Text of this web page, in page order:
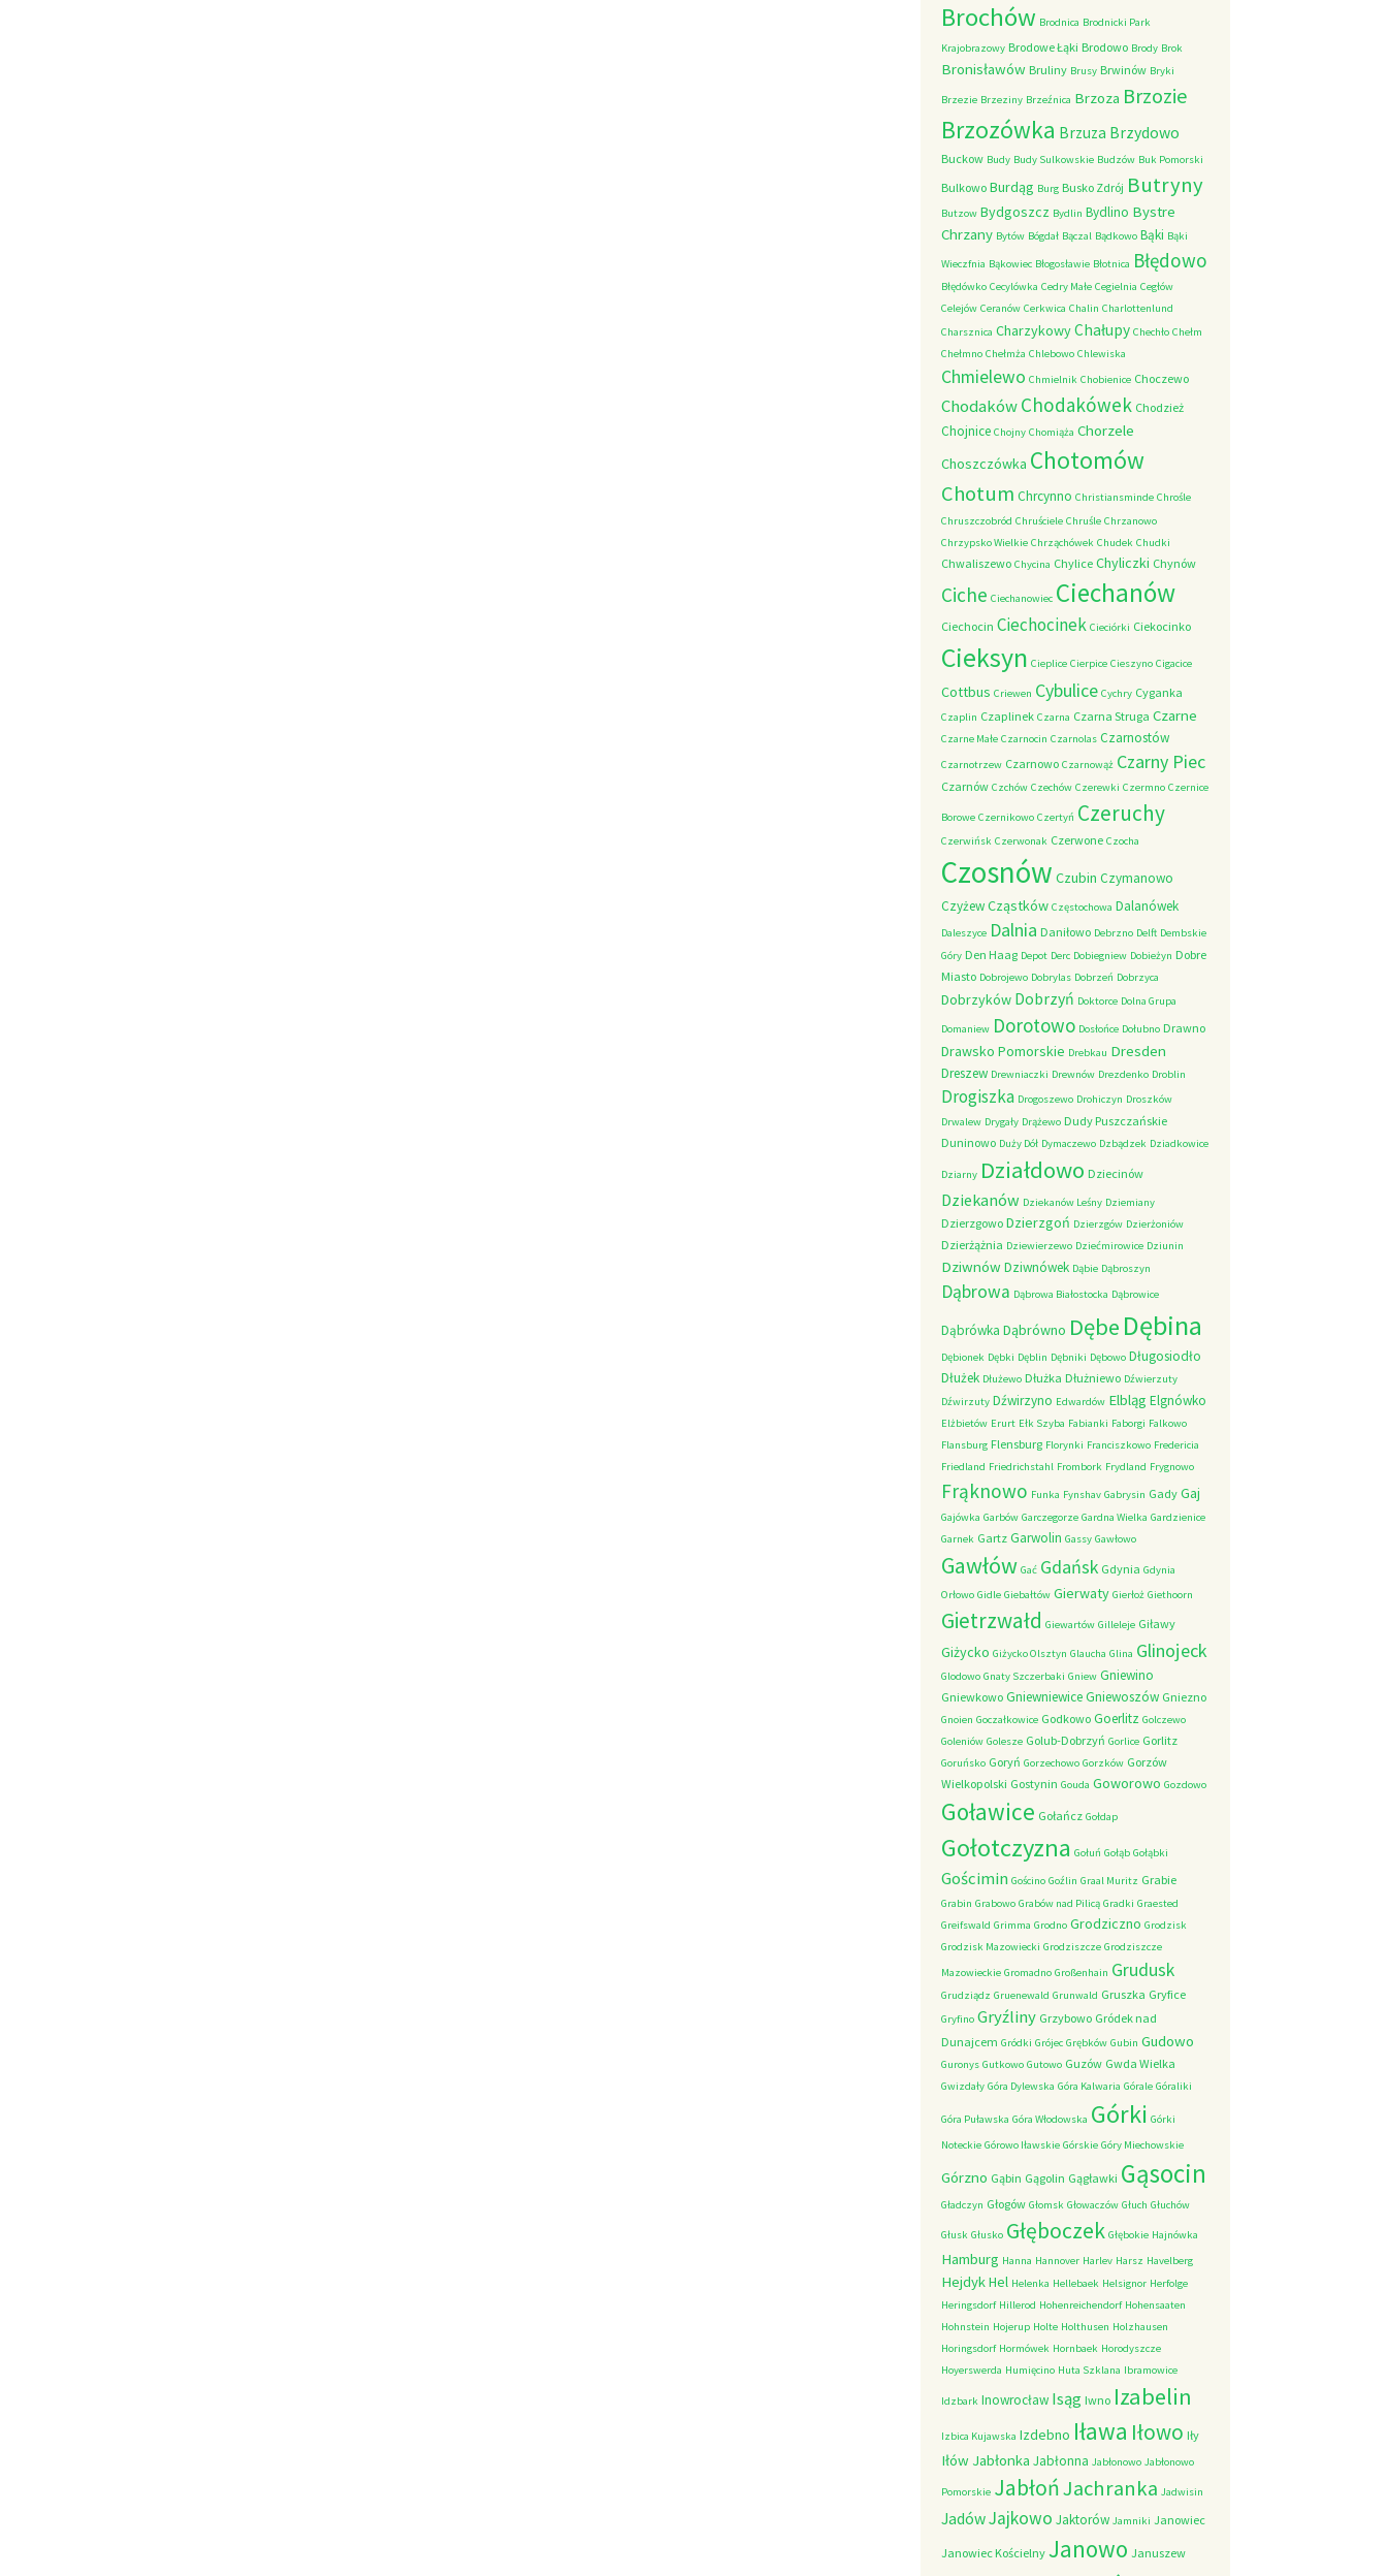
Brochów Brodnica Brodnicki Park
Krajobrazowy Brodowe Łąki Brodowo Brody Brok
Bronisławów Bruliny Brusy Brwinów Bryki
Brzezie Brzeziny Brzeźnica Brzoza Brzozie
Brzozówka Brzuza Brzydowo
Buckow Budy Budy Sulkowskie Budzów Buk Pomorski
Bulkowo Burdąg Burg Busko Zdrój Butryny
Butzow Bydgoszcz Bydlin Bydlino Bystre
Chrzany Bytów Bógdał Bączal Bądkowo Bąki Bąki
Wieczfnia Bąkowiec Błogosławie Błotnica Błędowo
Błędówko Cecylówka Cedry Małe Cegielnia Cegłów
Celejów Ceranów Cerkwica Chalin Charlottenlund
Charsznica CharzykowyChałupy Chechło Chełm
Chełmno Chełmża Chlebowo Chlewiska
Chmielewo Chmielnik Chobienice Choczewo
ChodakówChodakówek Chodzież
Chojnice Chojny Chomiąża Chorzele
Choszczówka Chotomów
Chotum Chrcynno Christiansminde Chrośle
Chruszczobród Chruściele Chruśle Chrzanowo
Chrzypsko Wielkie Chrząchówek Chudek Chudki
Chwaliszewo Chycina Chylice Chyliczki Chynów
Ciche Ciechanowiec Ciechanów
Ciechocin Ciechocinek Cieciórki Ciekocinko
Cieksyn Cieplice Cierpice Cieszyno Cigacice
Cottbus Criewen Cybulice Cychry Cyganka
Czaplin Czaplinek Czarna Czarna Struga Czarne
Czarne Małe Czarnocin Czarnolas Czarnostów
Czarnotrzew Czarnowo Czarnowąż Czarny Piec
Czarnów Czchów Czechów Czerewki Czermno Czernice
Borowe Czernikowo Czertyń Czeruchy
Czerwińsk Czerwonak Czerwone Czocha
Czosnów Czubin Czymanowo
CzyżewCząstków Częstochowa Dalanówek
Daleszyce Dalnia Daniłowo Debrzno Delft Dembskie
Góry Den Haag Depot Derc Dobiegniew Dobieżyn Dobre
Miasto Dobrojewo Dobrylas Dobrzeń Dobrzyca
Dobrzyków Dobrzyń Doktorce Dolna Grupa
Domaniew Dorotowo Dosłońce Dołubno Drawno
Drawsko Pomorskie Drebkau Dresden
Dreszew Drewniaczki Drewnów Drezdenko Droblin
Drogiszka Drogoszewo Drohiczyn Droszków
Drwalew Drygały Drążewo Dudy Puszczańskie
Duninowo Duży Dół Dymaczewo Dzbądzek Dziadkowice
Dziarny Działdowo Dziecinów
Dziekanów Dziekanów Leśny Dziemiany
Dzierzgowo Dzierzgoń Dzierzgów Dzierżoniów
Dzierżążnia Dziewierzewo Dziećmirowice Dziunin
DziwnówDziwnówek Dąbie Dąbroszyn
Dąbrowa Dąbrowa Białostocka Dąbrowice
Dąbrówka Dąbrówno Dębe Dębina
Dębionek Dębki Dęblin Dębniki Dębowo Długosiodło
Dłużek Dłużewo Dłużka Dłużniewo Dźwierzuty
Dźwirzuty Dźwirzyno Edwardów Elbląg Elgnówko
Elżbietów Erurt Ełk Szyba Fabianki Faborgi Falkowo
Flansburg Flensburg Florynki Franciszkowo Fredericia
Friedland Friedrichstahl Frombork Frydland Frygnowo
Frąknowo Funka Fynshav Gabrysin Gady Gaj
Gajówka Garbów Garczegorze Gardna Wielka Gardzienice
Garnek Gartz Garwolin Gassy Gawłowo
Gawłów Gać Gdańsk Gdynia Gdynia
Orłowo Gidle Giebałtów Gierwaty Gierłoż Giethoorn
Gietrzwałd Giewartów Gilleleje Giławy
Giżycko Giżycko Olsztyn Glaucha Glina Glinojeck
Glodowo Gnaty Szczerbaki Gniew Gniewino
Gniewkowo GniewniewiceGniewoszów Gniezno
Gnoien Goczałkowice Godkowo Goerlitz Golczewo
Goleniów Golesze Golub-Dobrzyń Gorlice Gorlitz
Goruńsko Goryń Gorzechowo Gorzków Gorzów
Wielkopolski Gostynin Gouda Goworowo Gozdowo
Goławice Gołańcz Gołdap
Gołotczyzna Gołuń Gołąb Gołąbki
Gościmin Gościno Goźlin Graal Muritz Grabie
Grabin Grabowo Grabów nad Pilicą Gradki Graested
Greifswald Grimma Grodno Grodziczno Grodzisk
Grodzisk Mazowiecki Grodziszcze Grodziszcze
Mazowieckie Gromadno Großenhain Grudusk
Grudziądz Gruenewald Grunwald Gruszka Gryfice
Gryfino Gryźliny Grzybowo Gródek nad
Dunajcem Gródki Grójec Grębków Gubin Gudowo
Guronys Gutkowo Gutowo Guzów Gwda Wielka
Gwizdały Góra Dylewska Góra Kalwaria Górale Góraliki
Góra Puławska Góra Włodowska Górki Górki
Noteckie Górowo Iławskie Górskie Góry Miechowskie
Górzno Gąbin Gągolin Gągławki Gąsocin
Gładczyn Głogów Głomsk Głowaczów Głuch Głuchów
Głusk Głusko Głęboczek Głębokie Hajnówka
Hamburg Hanna Hannover Harlev Harsz Havelberg
HejdykHel Helenka Hellebaek Helsignor Herfolge
Heringsdorf Hillerod Hohenreichendorf Hohensaaten
Hohnstein Hojerup Holte Holthusen Holzhausen
Horingsdorf Hormówek Hornbaek Horodyszcze
Hoyerswerda Humięcino Huta Szklana Ibramowice
Idzbark Inowrocław Isąg Iwno Izabelin
Izbica Kujawska Izdebno Iława Iłowo Iły
Iłów Jabłonka Jabłonna Jabłonowo Jabłonowo
Pomorskie JabłońJachranka Jadwisin
JadówJajkowo Jaktorów Jamniki Janowiec
Janowiec Kościelny Janowo Januszew